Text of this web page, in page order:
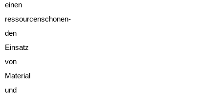
einen
ressourcenschonen-
den
Einsatz
von
Material
und